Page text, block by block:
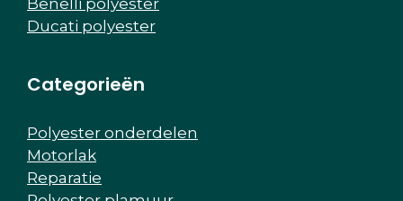
Benelli polyester
Ducati polyester
Categorieën
Polyester onderdelen
Motorlak
Reparatie